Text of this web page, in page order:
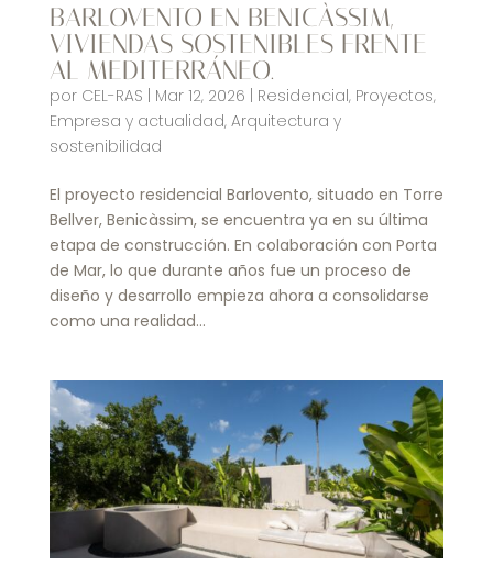
BARLOVENTO EN BENICÀSSIM,
VIVIENDAS SOSTENIBLES FRENTE
AL MEDITERRÁNEO.
por CEL-RAS | Mar 12, 2026 | Residencial, Proyectos,
Empresa y actualidad, Arquitectura y
sostenibilidad
El proyecto residencial Barlovento, situado en Torre
Bellver, Benicàssim, se encuentra ya en su última
etapa de construcción. En colaboración con Porta
de Mar, lo que durante años fue un proceso de
diseño y desarrollo empieza ahora a consolidarse
como una realidad...